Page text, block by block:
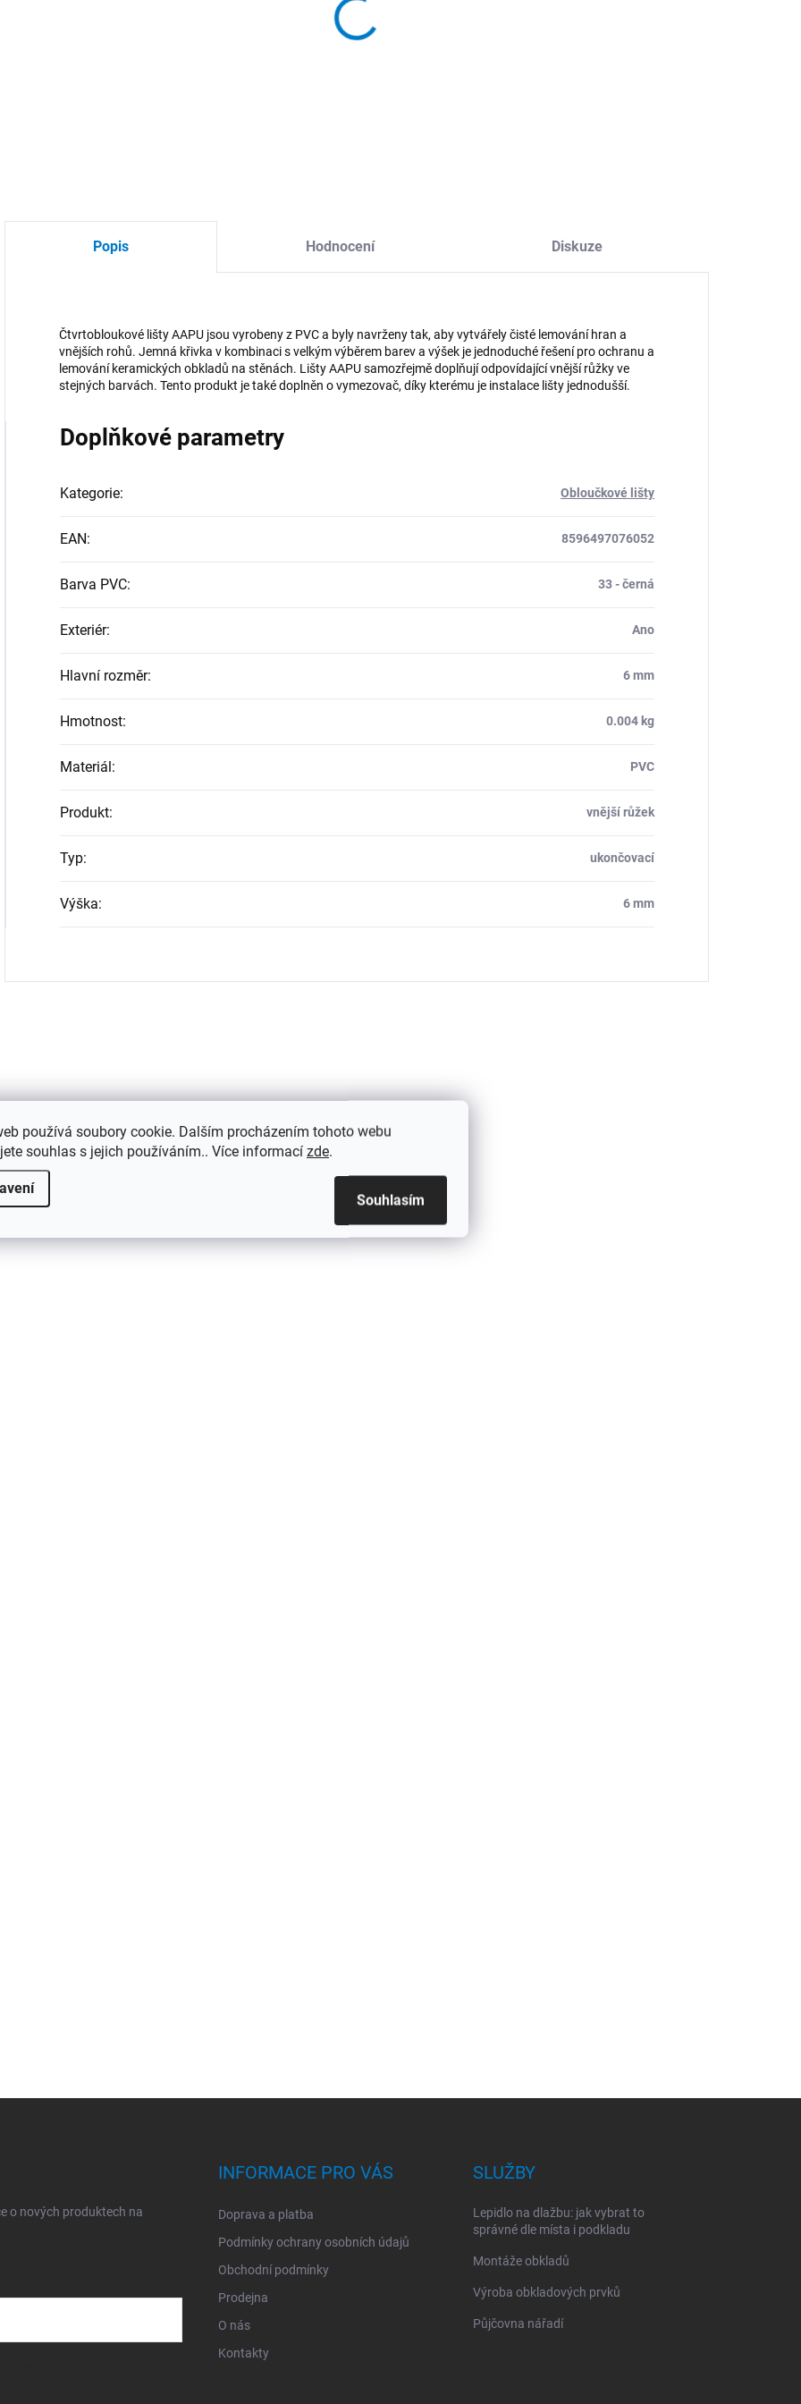
používá soubory cookie. Dalším procházením tohoto webu
souhlas s jejich používáním.. Více informací zde.
Souhlasím
Popis Hodnocení Diskuze
Čtvrtobloukové lišty AAPU jsou vyrobeny z PVC a byly navrženy tak, aby vytvářely čisté lemování hran a
vnějších rohů. Jemná křivka v kombinaci s velkým výběrem barev a výšek je jednoduché řešení pro ochranu a
lemování keramických obkladů na stěnách. Lišty AAPU samozřejmě doplňují odpovídající vnější růžky ve
stejných barvách. Tento produkt je také doplněn o vymezovač, díky kterému je instalace lišty jednodušší.
Doplňkové parametry
Kategorie: Obloučkové lišty
EAN: 8596497076052
Barva PVC: 33 - černá
Exteriér: Ano
Hlavní rozměr: 6 mm
Hmotnost: 0.004 kg
Materiál: PVC
Produkt: vnější růžek
Typ: ukončovací
Výška: 6 mm
o nových produktech na
INFORMACE PRO VÁS
Doprava a platba
Podmínky ochrany osobních údajů
Obchodní podmínky
Prodejna
O nás
Kontakty
SLUŽBY
Lepidlo na dlažbu: jak vybrat to
správné dle místa i podkladu
Montáže obkladů
Výroba obkladových prvků
Půjčovna nářadí